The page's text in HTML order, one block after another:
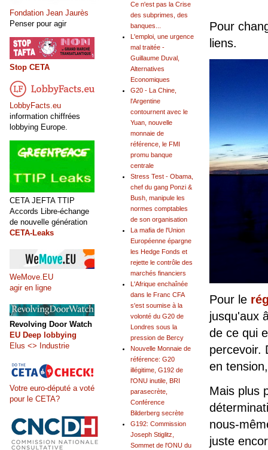
Pour
liens.
Pour le
jusqu'aux
de ce qui
percevoir.
en
Mais plus
nous-
juste
Ce n'est pas la Crise
des subprimes, des
banques...
L'emploi, une urgence
mal traitée -
Guillaume Duval,
Alternatives
Economiques
G20 - La Chine,
l'Argentine
contournent avec le
Yuan, nouvelle
monnaie de
référence, le FMI
promu banque
centrale
Stress Test - Obama,
chef du gang Ponzi &
Bush, manipule les
normes comptables
de son organisation
La mafia de l'Union
Européenne épargne
les Hedge Fonds et
rejette le contrôle des
marchés financiers
L'Afrique enchaînée
dans le Franc CFA
s'est soumise à la
volonté du G20 de
Londres sous la
pression de Bercy
Nouvelle Monnaie de
référence: G20
illégitime, G192 de
l'ONU inutile, BRI
parasecrète,
Conférence
Bilderberg secrète
G192: Commission
Joseph Stiglitz,
Sommet de l'ONU du
Fondation Jean Jaurès
Penser pour agir
Stop CETA
LobbyFacts.eu
information chiffrées
lobbying Europe.
CETA JEFTA TTIP
Accords Libre-échange
de nouvelle génération
CETA-Leaks
WeMove.EU
agir en ligne
Revolving Door Watch
EU Deep lobbying
Elus <> Industrie
Votre euro-député a voté
pour le CETA?